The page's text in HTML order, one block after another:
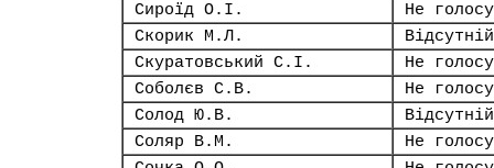
Сироїд О.І.
Не
Скорик М.Л.
Відсутній
Скуратовський С.І.
Не
Соболєв С.В.
Не
Солод Ю.В.
Відсутній
Соляр В.М.
Не